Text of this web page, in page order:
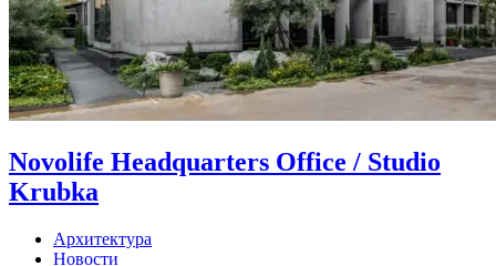
Novolife Headquarters Office / Studio
Krubka
Архитектура
Новости